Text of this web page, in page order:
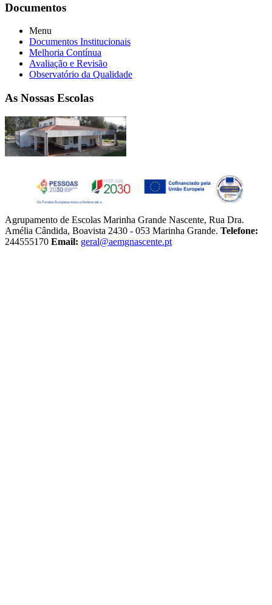
Documentos
Menu
Documentos Institucionais
Melhoria Contínua
Avaliação e Revisão
Observatório da Qualidade
As Nossas Escolas
Agrupamento de Escolas Marinha Grande Nascente, Rua Dra.
Amélia Cândida, Boavista 2430 - 053 Marinha Grande. Telefone:
244555170 Email: geral@aemgnascente.pt